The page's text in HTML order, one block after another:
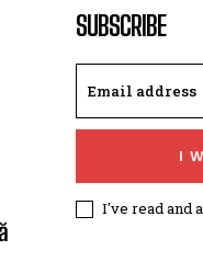
SUBSCRIBE
I
I've read and